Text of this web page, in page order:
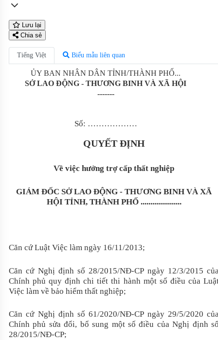
Lưu lại
Chia sẻ
Tiếng Việt Biểu mẫu liên quan
ỦY BAN NHÂN DÂN TỈNH/THÀNH PHỐ...
SỞ LAO ĐỘNG - THƯƠNG BINH VÀ XÃ HỘI
-------
Số: ………………
QUYẾT ĐỊNH
Về việc hưởng trợ cấp thất nghiệp
GIÁM ĐỐC SỞ LAO ĐỘNG - THƯƠNG BINH VÀ XÃ
HỘI TỈNH, THÀNH PHỐ .....................
Căn cứ Luật Việc làm ngày 16/11/2013;
Căn cứ Nghị định số 28/2015/NĐ-CP ngày 12/3/2015
Chính phủ quy định chi tiết thi hành một số điều của
Việc làm về bảo hiểm thất nghiệp;
Căn cứ Nghị định số 61/2020/NĐ-CP ngày 29/5/2020
Chính phủ sửa đổi, bổ sung một số điều của Nghị định
28/2015/NĐ-CP;